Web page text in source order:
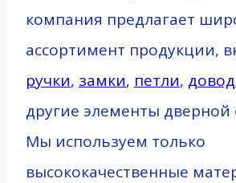
компания предлагает
ассортимент продукции,
ручки, замки, петли,
другие элементы
Мы используем только
высококачественные